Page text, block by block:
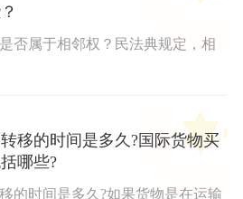
否属于相邻权？民法典规定，相
移的时间是多久?国际货物买
哪些?
的时间是多久?如果货物是在运输